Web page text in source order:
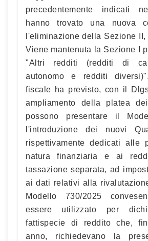
precedentemente indicati
hanno trovato una nuova
l'eliminazione della Sezione
Viene mantenuta la Sezione I
"Altri redditi (redditi di
autonomo e redditi
fiscale ha previsto, con il
ampliamento della platea
possono presentare il
l'introduzione dei nuovi
rispettivamente dedicati alle
natura finanziaria e ai
tassazione separata, ad
ai dati relativi alla
Modello 730/2025
essere utilizzato per
fattispecie di reddito che,
anno, richiedevano la